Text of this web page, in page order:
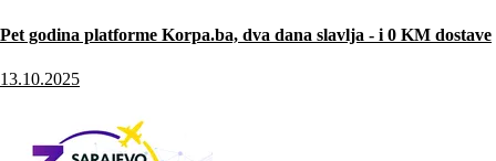
Pet godina platforme Korpa.ba, dva dana slavlja - i 0 KM dostave
13.10.2025